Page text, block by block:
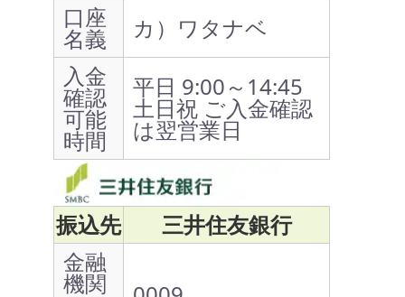
口座
名義
カ）ワタナベ
入金
確認
可能
時間
平日 9:00～14:45
土日祝 ご入金確認
は翌営業日
振込先
三井住友銀行
金融
機関